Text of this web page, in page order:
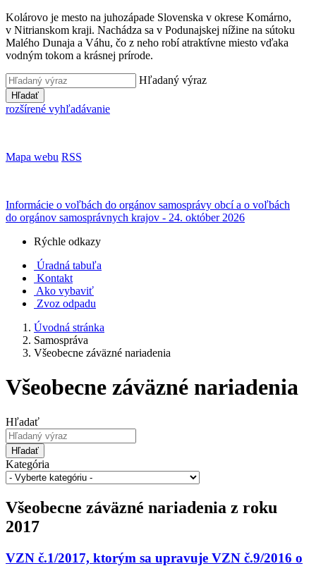
Kolárovo je mesto na juhozápade Slovenska v okrese Komárno,
v Nitrianskom kraji. Nachádza sa v Podunajskej nížine na sútoku
Malého Dunaja a Váhu, čo z neho robí atraktívne miesto vďaka
vodným tokom a krásnej prírode.
Hľadaný výraz
Hľadať
rozšírené vyhľadávanie
Mapa webu RSS
Informácie o voľbách do orgánov samosprávy obcí a o voľbách
do orgánov samosprávnych krajov - 24. október 2026
Rýchle odkazy
Úradná tabuľa
Kontakt
Ako vybaviť
Zvoz odpadu
Úvodná stránka
Samospráva
Všeobecne záväzné nariadenia
Všeobecne záväzné nariadenia
Hľadať
Hľadať
Kategória
Všeobecne záväzné nariadenia z roku
2017
VZN č.1/2017, ktorým sa upravuje VZN č.9/2016 o